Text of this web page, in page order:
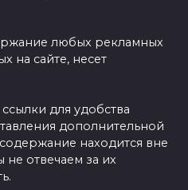
любых рекламных
на сайте, несет
для удобства
дополнительной
находится вне
отвечаем за их